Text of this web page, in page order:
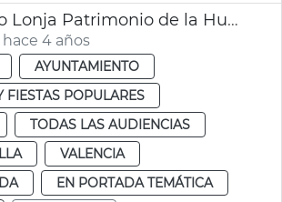
Aniversario Lonja Patrimonio de la Humanidad
4 años
AYUNTAMIENTO
FIESTAS POPULARES
TODAS LAS AUDIENCIAS
VALENCIA
EN PORTADA TEMÁTICA